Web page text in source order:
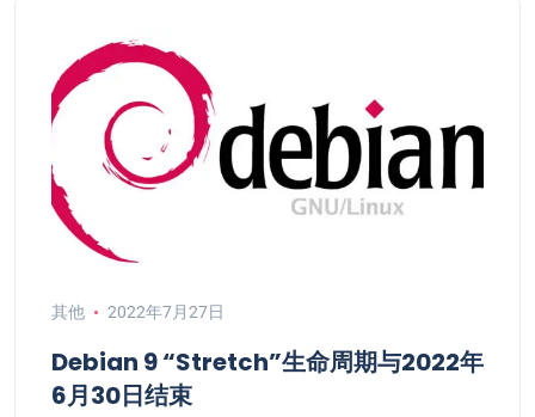
其他 2022年7月27日
Debian 9 “Stretch”生命周期与2022年
6月30日结束